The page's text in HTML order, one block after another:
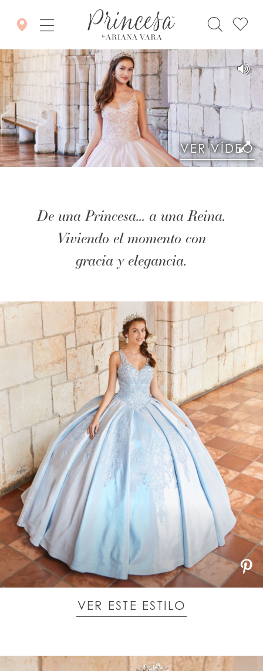
ESPAÑOL INGLES
VER VÍDEO
De una Princesa... a una Reina.
Viviendo el momento con
gracia y elegancia.
VER ESTE ESTILO